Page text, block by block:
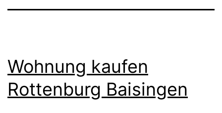
Wohnung kaufen
Rottenburg Baisingen